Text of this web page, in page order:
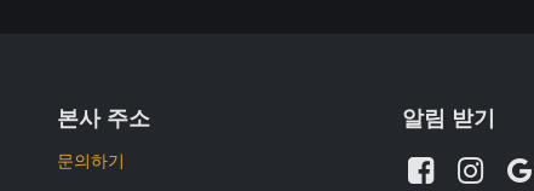
본사 주소
문의하기
알림 받기